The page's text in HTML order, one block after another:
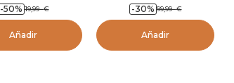
-50% 19,99 €
Añadir
-30% 99,99 €
Añadir